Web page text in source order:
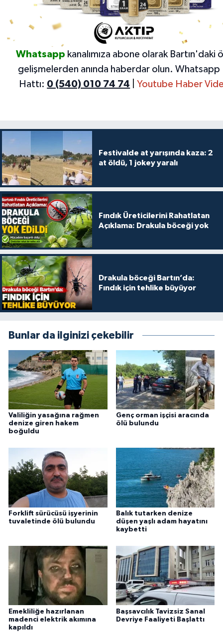
Whatsapp kanalımıza abone olarak Bartın'daki
gelişmelerden anında haberdar olun. Whatsapp
Hattı: 0 (540) 010 74 74 |Youtube Haber
Festivalde at yarışında kaza: 2
at öldü, 1 jokey yaralı
Fındık Üreticilerini Rahatlatan
Açıklama: Drakula böceği yok
Drakula böceği Bartın’da:
Fındık için tehlike büyüyor
Bunlar da ilginizi çekebilir
Valiliğin yasağına rağmen
denize giren hakem
boğuldu
Genç orman işçisi aracında
ölü bulundu
Forklift sürücüsü işyerinin
tuvaletinde ölü bulundu
Balık tutarken denize
düşen yaşlı adam hayatını
kaybetti
Emekliliğe hazırlanan
madenci elektrik akımına
kapıldı
Başsavcılık Tavizsiz Sanal
Devriye Faaliyeti Başlattı